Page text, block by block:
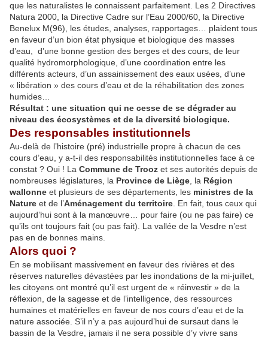
que les naturalistes le connaissent parfaitement. Les 2 Directives
Natura 2000, la Directive Cadre sur l’Eau 2000/60, la Directive
Benelux M(96), les études, analyses, rapportages… plaident tous
en faveur d’un bion état physique et biologique des masses
d’eau, d’une bonne gestion des berges et des cours, de leur
qualité hydromorphologique, d’une coordination entre les
différents acteurs, d’un assainissement des eaux usées, d’une
« libération » des cours d’eau et de la réhabilitation des zones
humides…
Résultat : une situation qui ne cesse de se dégrader au
niveau des écosystèmes et de la diversité biologique.
Des responsables institutionnels
Au-delà de l’histoire (pré) industrielle propre à chacun de ces
cours d’eau, y a-t-il des responsabilités institutionnelles face à ce
constat ? Oui ! La Commune de Trooz et ses autorités depuis de
nombreuses législatures, la Province de Liège , la Région
wallonne et plusieurs de ses départements, les ministres de la
Nature et de l’Aménagement du territoire . En fait, tous ceux qui
aujourd’hui sont à la manœuvre… pour faire (ou ne pas faire) ce
qu’ils ont toujours fait (ou pas fait). La vallée de la Vesdre n’est
pas en de bonnes mains.
Alors quoi ?
En se mobilisant massivement en faveur des rivières et des
réserves naturelles dévastées par les inondations de la mi-juillet,
les citoyens ont montré qu’il est urgent de « réinvestir » de la
réflexion, de la sagesse et de l’intelligence, des ressources
humaines et matérielles en faveur de nos cours d’eau et de la
nature associée. S’il n’y a pas aujourd’hui de sursaut dans le
bassin de la Vesdre, jamais il ne sera possible d’y vivre sans